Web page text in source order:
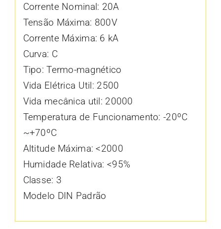
Corrente Nominal: 20A
Tensão Máxima: 800V
Corrente Máxima: 6 kA
Curva: C
Tipo: Termo-magnético
Vida Elétrica Util: 2500
Vida mecânica util: 20000
Temperatura de Funcionamento: -20ºC
~+70ºC
Altitude Máxima: <2000
Humidade Relativa: <95%
Classe: 3
Modelo DIN Padrão